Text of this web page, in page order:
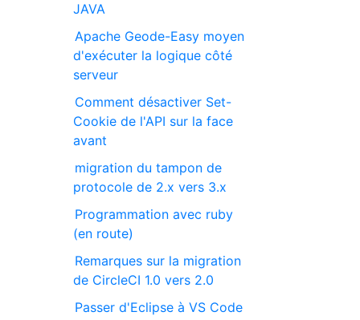
JAVA
Apache Geode-Easy moyen
d'exécuter la logique côté
serveur
Comment désactiver Set-
Cookie de l'API sur la face
avant
migration du tampon de
protocole de 2.x vers 3.x
Programmation avec ruby
(en route)
Remarques sur la migration
de CircleCI 1.0 vers 2.0
Passer d'Eclipse à VS Code